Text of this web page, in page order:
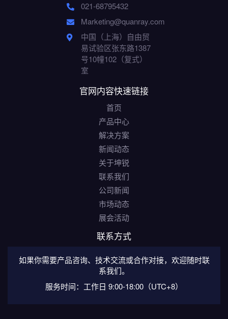
021-68795432
Marketing@quanray.com
中国（上海）自由贸
易试验区张东路1387
号10幢102（复式）
室
官网内容快速链接
首页
产品中心
解决方案
新闻动态
关于坤锐
联系我们
公司新闻
市场动态
展会活动
联系方式
如果你需要产品咨询、技术交流或合作对接，欢迎随时联
系我们。
服务时间：工作日 9:00-18:00（UTC+8）